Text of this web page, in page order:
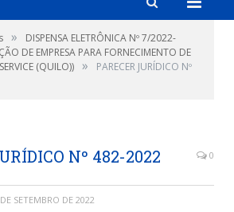
»
DISPENSA ELETRÔNICA Nº 7/2022-
DE EMPRESA PARA FORNECIMENTO DE
(QUILO)) »
PARECER JURÍDICO Nº
Nº 482-2022 0
SETEMBRO DE 2022